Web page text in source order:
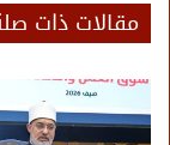
مقالات ذات